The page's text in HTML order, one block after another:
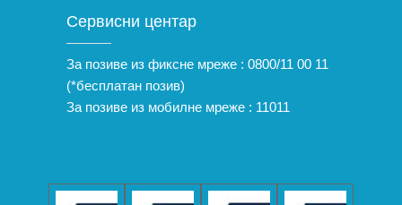
Сервисни центар
За позиве из фиксне мреже : 0800/11 00 11
(*бесплатан позив)
За позиве из мобилне мреже : 11011